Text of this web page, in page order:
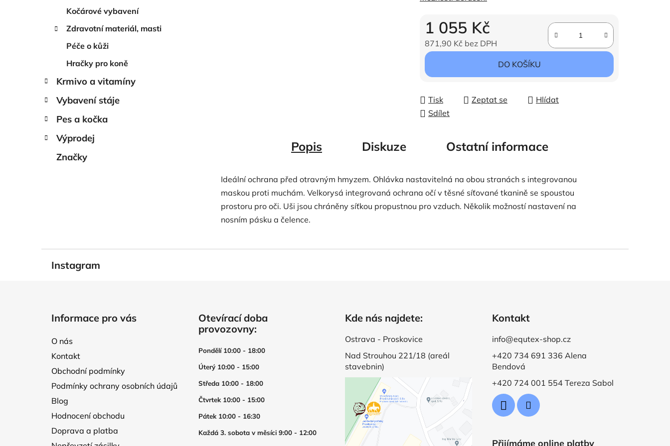
Kočárové vybavení
Zdravotní materiál, masti
Péče o kůži
Hračky pro koně
Krmivo a vitamíny
Vybavení stáje
Pes a kočka
Výprodej
Značky
1 055 Kč
871,90 Kč bez DPH
Měrná cena:
DO KOŠÍKU
Tisk Zeptat se
Hlídat
Sdílet
Popis Diskuze Ostatní informace
Ideální ochrana před otravným hmyzem. Ohlávka nastavitelná na obou stranách s integrovanou
maskou proti muchám. Velkorysá integrovaná ochrana očí v těsné síťované tkanině se spoustou
prostoru pro oči. Uši jsou chráněny síťkou propustnou pro vzduch. Několik možností nastavení na
nosním pásku a čelence.
Instagram
Informace pro vás
O nás
Kontakt
Obchodní podmínky
Podmínky ochrany osobních údajů
Blog
Hodnocení obchodu
Doprava a platba
Otevírací doba
provozovny:
Pondělí 10:00 - 18:00
Úterý 10:00 - 15:00
Středa 10:00 - 18:00
Čtvrtek 10:00 - 15:00
Pátek 10:00 - 16:30
Každá 3. sobota v měsíci 9:00 - 12:00
Kde nás najdete:
Ostrava - Proskovice
Nad Strouhou 221/18 (areál
stavebnin)
Kontakt
info@equtex-shop.cz
+420 734 691 336 Alena
Bendová
+420 724 001 554 Tereza Sabol
Přijímáme online platby